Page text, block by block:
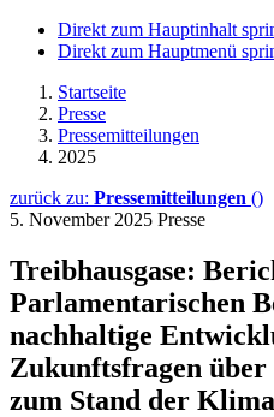
Direkt zum Hauptinhalt
Direkt zum Hauptmenü
Startseite
Presse
Pressemitteilungen
2025
zurück zu: Pressemitteilungen ()
5. November 2025 Presse
Treibhausgase:
Parlamentarischen
nachhaltige
Zukunftsfragen über
zum Stand der